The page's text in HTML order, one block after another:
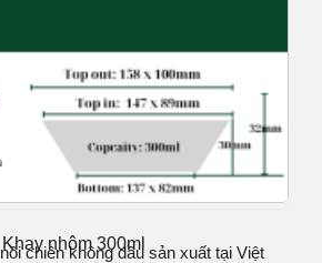
Khay nhôm 300ml
nhôm cao cấp tiệt trùng
0 COMMENTS
CHỈ XỐP
0 COMMENTS
chiên không dầu sản xuất tại Việt